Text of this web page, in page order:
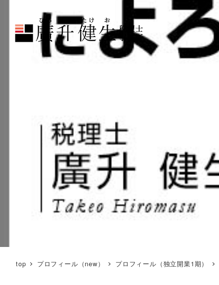
top プロフィール（new） プロフィール（独立開業1期）